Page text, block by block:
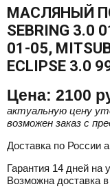
МАСЛЯНЫЙ
SEBRING 3.0
01-05,
ECLIPSE 3.0
Цена: 2100
актуальную цену
возможен заказ с
Доставка по России
Гарантия 14 дней на
Возможна доставка